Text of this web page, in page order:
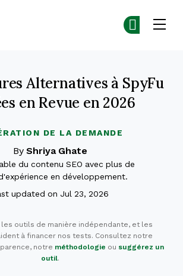
DE LA DEMANDE
Alternatives à SpyFu
en Revue en 2026
By Shriya Ghate
du contenu SEO avec plus de
en développement.
updated on Jul 23, 2026
les outils de manière indépendante, et les
à financer nos tests. Consultez notre
notre méthodologie ou suggérez un
outil.